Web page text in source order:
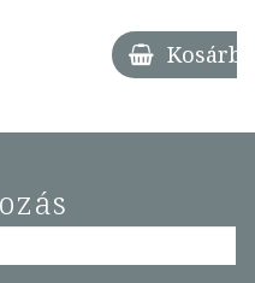
Kosárba